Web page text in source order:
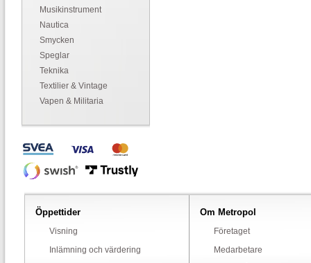
Musikinstrument
Nautica
Smycken
Speglar
Teknika
Textilier & Vintage
Vapen & Militaria
Öppettider
Visning
Inlämning och värdering
Om Metropol
Företaget
Medarbetare